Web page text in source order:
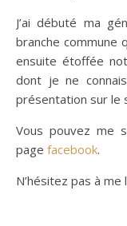
J’ai débuté ma
branche commune
ensuite étoffée
dont je ne
présentation sur le
Vous pouvez me
page facebook.
N’hésitez pas à